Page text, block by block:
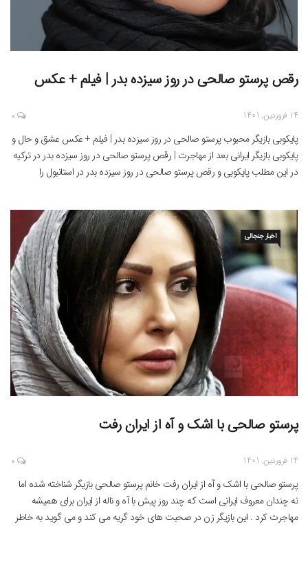
رقص پرستو صالحی در روز سیزده بدر | فیلم + عکس
14 فروردین, 1401 0
پایکوبی بازیگر محبوب پرستو صالحی در روز سیزده بدر | فیلم + عکس عشق و حال و
پایکوبی بازیگر ایرانی بعد از مهاجرت | رقص پرستو صالحی در روز سیزده بدر در ترکیه
در این مطلب پایکوبی و رقص پرستو صالحی در روز سیزده بدر در استانبول را
اخبار جنجالی
پرستو صالحی با اشک و آه از ایران رفت
14 فروردین, 1401 0
پرستو صالحی با اشک و آه از ایران رفت خانم پرستو صالحی بازیگر شناخته شده اما
نه چندان معروف ایرانی است که چند روز پیش با آه و ناله از ایران برای همیشه
مهاجرت کرد . این بازیگر زن در صحبت های خود گریه می کند و می گوید به خاطر